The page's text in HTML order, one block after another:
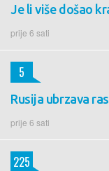
Je li više došao
prije 6 sati
Rusija ubrzava
prije 6 sati
5
225